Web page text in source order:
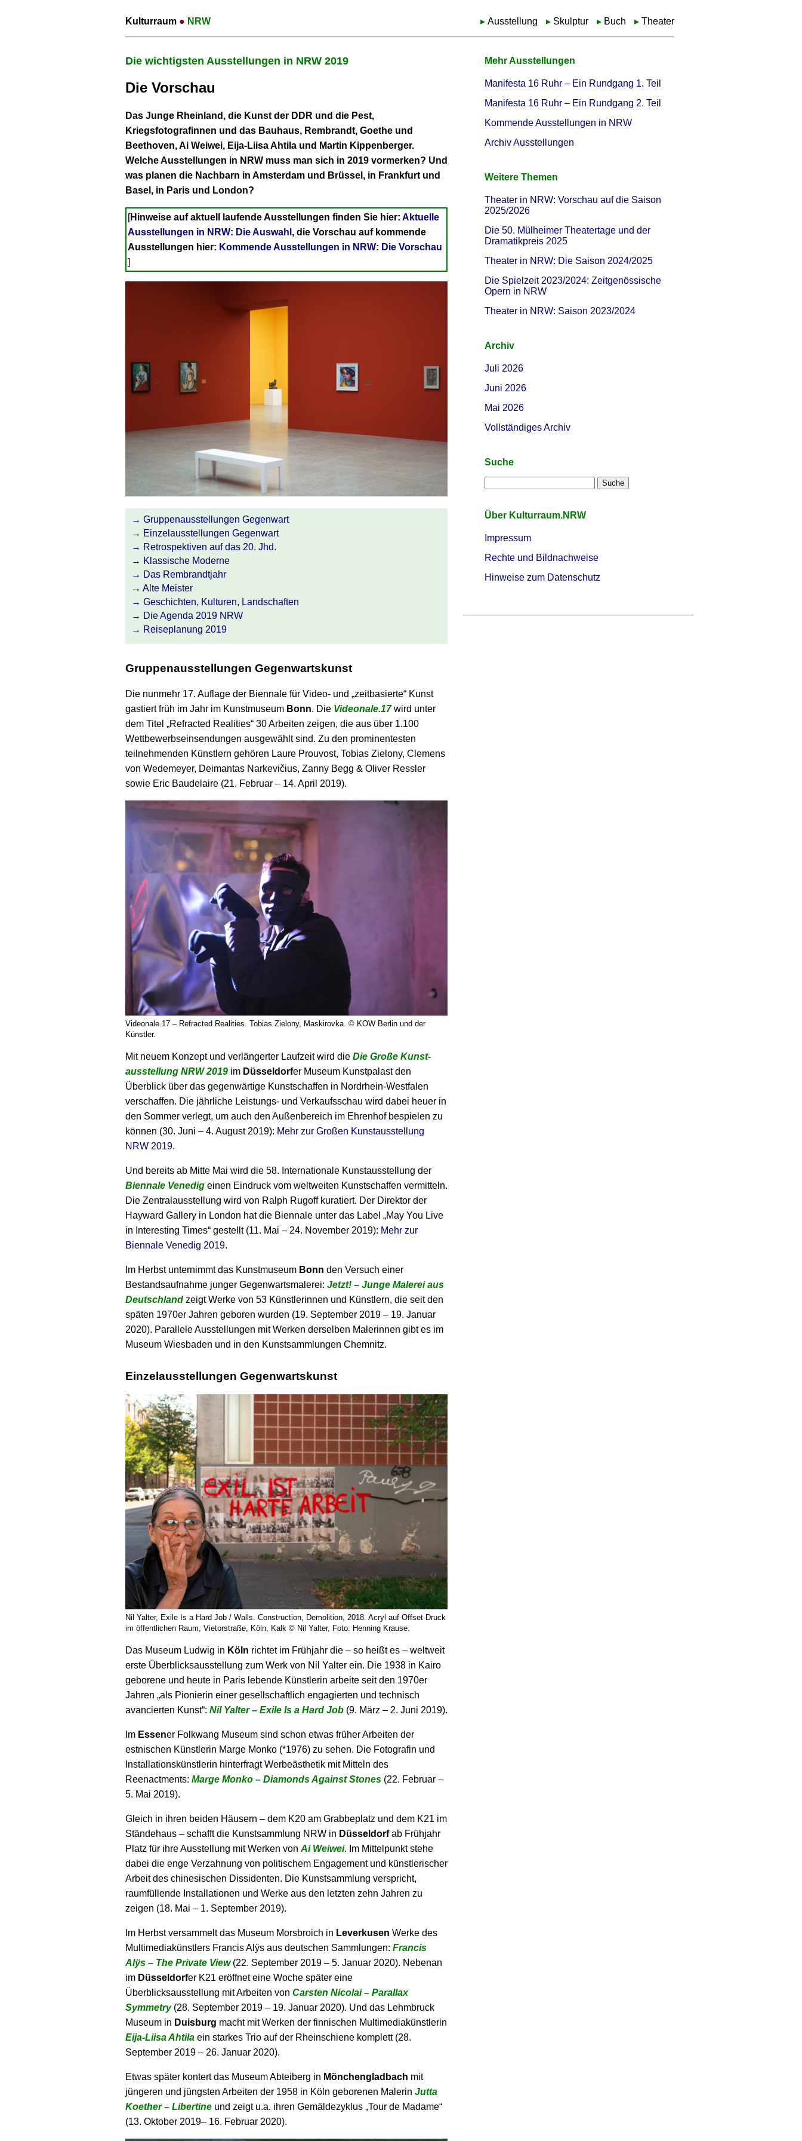
Kulturraum ● NRW Ausstellung Skulptur Buch Theater
Die wichtigsten Ausstellungen in NRW 2019
Die Vorschau
Das Junge Rheinland, die Kunst der DDR und die Pest,
Kriegsfotografinnen und das Bauhaus, Rembrandt, Goethe und
Beethoven, Ai Weiwei, Eija-Liisa Ahtila und Martin Kippenberger.
Welche Ausstellungen in NRW muss man sich in 2019 vormerken? Und
was planen die Nachbarn in Amsterdam und Brüssel, in Frankfurt und
Basel, in Paris und London?
[Hinweise auf aktuell laufende Ausstellungen finden Sie hier: Aktuelle
Ausstellungen in NRW: Die Auswahl , die Vorschau auf kommende
Ausstellungen hier: Kommende Ausstellungen in NRW: Die Vorschau
]
Gruppenausstellungen Gegenwart
Einzelausstellungen Gegenwart
Retrospektiven auf das 20. Jhd.
Klassische Moderne
Das Rembrandtjahr
Alte Meister
Geschichten, Kulturen, Landschaften
Die Agenda 2019 NRW
Reiseplanung 2019
Gruppenausstellungen Gegenwartskunst
Die nunmehr 17. Auflage der Biennale für Video- und „zeitbasierte“ Kunst
gastiert früh im Jahr im Kunstmuseum Bonn. Die Videonale.17wird unter
dem Titel „Refracted Realities“ 30 Arbeiten zeigen, die aus über 1.100
Wettbewerbs­einsendungen ausgewählt sind. Zu den prominentesten
teilnehmenden Künstlern gehören Laure Prouvost, Tobias Zielony, Clemens
von Wedemeyer, Deimantas Narkevičius, Zanny Begg & Oliver Ressler
sowie Eric Baudelaire (21. Februar – 14. April 2019).
Videonale.17 – Refracted Realities. Tobias Zielony, Maskirovka. © KOW Berlin und der
Künstler.
Mit neuem Konzept und verlängerter Laufzeit wird die Die Große Kunst­
ausstellung NRW 2019 im Düssel­dorfer Museum Kunstpalast den
Überblick über das gegenwärtige Kunst­schaffen in Nordrhein-Westfalen
verschaffen. Die jährliche Leistungs- und Verkaufs­schau wird dabei heuer in
den Sommer verlegt, um auch den Außenbereich im Ehrenhof bespielen zu
können (30. Juni – 4. August 2019): Mehr zur Großen Kunstausstellung
NRW 2019.
Und bereits ab Mitte Mai wird die 58. Internationale Kunst­ausstellung der
Biennale Venedig einen Eindruck vom weltweiten Kunstschaffen vermitteln.
Die Zentral­ausstellung wird von Ralph Rugoff kuratiert. Der Direktor der
Hayward Gallery in London hat die Biennale unter das Label „May You Live
in Interesting Times“ gestellt (11. Mai – 24. November 2019): Mehr zur
Biennale Venedig 2019.
Im Herbst unternimmt das Kunstmuseum Bonn den Versuch einer
Bestandsaufnahme junger Gegenwartsmalerei: Jetzt! – Junge Malerei aus
Deutschland zeigt Werke von 53 Künstlerinnen und Künstlern, die seit den
späten 1970er Jahren geboren wurden (19. September 2019 – 19. Januar
2020). Parallele Ausstellungen mit Werken derselben Malerinnen gibt es im
Museum Wiesbaden und in den Kunstsammlungen Chemnitz.
Einzelausstellungen Gegenwartskunst
Nil Yalter, Exile Is a Hard Job / Walls. Construction, Demolition, 2018. Acryl auf Offset-Druck
im öffentlichen Raum, Vietorstraße, Köln, Kalk © Nil Yalter, Foto: Henning Krause.
Das Museum Ludwig in Köln richtet im Frühjahr die – so heißt es – weltweit
erste Überblicks­ausstellung zum Werk von Nil Yalter ein. Die 1938 in Kairo
geborene und heute in Paris lebende Künstlerin arbeite seit den 1970er
Jahren „als Pionierin einer gesellschaftlich engagierten und technisch
avancierten Kunst“: Nil Yalter – Exile Is a Hard Job (9. März – 2. Juni 2019).
Im Essener Folkwang Museum sind schon etwas früher Arbeiten der
estnischen Künstlerin Marge Monko (*1976) zu sehen. Die Fotografin und
Installations­künstlerin hinterfragt Werbeästhetik mit Mitteln des
Reenactments: Marge Monko – Diamonds Against Stones (22. Februar –
5. Mai 2019).
Gleich in ihren beiden Häusern – dem K20 am Grabbeplatz und dem K21 im
Ständehaus – schafft die Kunstsammlung NRW in Düsseldorfab Frühjahr
Platz für ihre Ausstellung mit Werken von Ai Weiwei. Im Mittelpunkt stehe
dabei die enge Verzahnung von politischem Engagement und künstlerischer
Arbeit des chinesischen Dissidenten. Die Kunstsammlung verspricht,
raumfüllende Installationen und Werke aus den letzten zehn Jahren zu
zeigen (18. Mai – 1. September 2019).
Im Herbst versammelt das Museum Morsbroich in Leverkusen Werke des
Multimediakünstlers Francis Alÿs aus deutschen Sammlungen: Francis
Alÿs – The Private View(22. September 2019 – 5. Januar 2020). Nebenan
im Düsseldorfer K21 eröffnet eine Woche später eine
Überblicksausstellung mit Arbeiten von Carsten Nicolai – Parallax
Symmetry(28. September 2019 – 19. Januar 2020). Und das Lehmbruck
Museum in Duisburg macht mit Werken der finnischen Multimediakünstlerin
Eija-Liisa Ahtila ein starkes Trio auf der Rheinschiene komplett (28.
September 2019 – 26. Januar 2020).
Etwas später kontert das Museum Abteiberg in Mönchengladbach mit
jüngeren und jüngsten Arbeiten der 1958 in Köln geborenen Malerin Jutta
Koether – Libertine und zeigt u.a. ihren Gemäldezyklus „Tour de Madame“
(13. Oktober 2019– 16. Februar 2020).
Mehr Ausstellungen
Manifesta 16 Ruhr – Ein Rundgang 1. Teil
Manifesta 16 Ruhr – Ein Rundgang 2. Teil
Kommende Ausstellungen in NRW
Archiv Ausstellungen
Weitere Themen
Theater in NRW: Vorschau auf die Saison
2025/2026
Die 50. Mülheimer Theatertage und der
Dramatikpreis 2025
Theater in NRW: Die Saison 2024/2025
Die Spielzeit 2023/2024: Zeitgenössische
Opern in NRW
Theater in NRW: Saison 2023/2024
Archiv
Juli 2026
Juni 2026
Mai 2026
Vollständiges Archiv
Suche
Über Kulturraum.NRW
Impressum
Rechte und Bildnachweise
Hinweise zum Datenschutz